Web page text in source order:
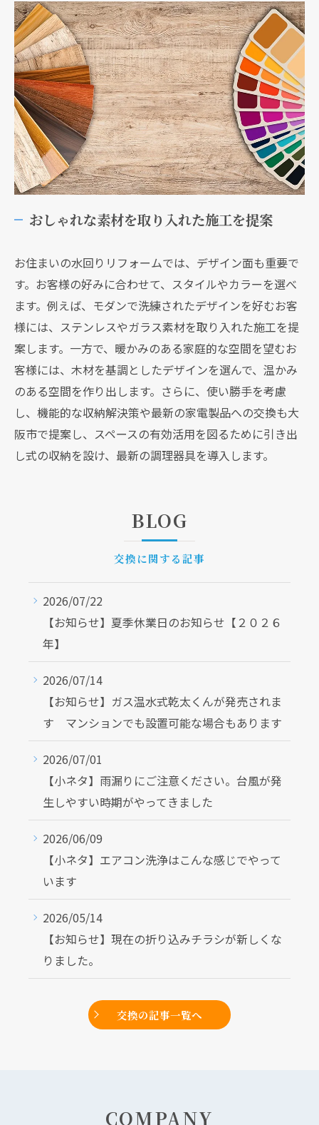
おしゃれな素材を取り入れた施工を提案
お住まいの水回りリフォームでは、デザイン面も重要で
す。お客様の好みに合わせて、スタイルやカラーを選べ
ます。例えば、モダンで洗練されたデザインを好むお客
様には、ステンレスやガラス素材を取り入れた施工を提
案します。一方で、暖かみのある家庭的な空間を望むお
客様には、木材を基調としたデザインを選んで、温かみ
のある空間を作り出します。さらに、使い勝手を考慮
し、機能的な収納解決策や最新の家電製品への交換も大
阪市で提案し、スペースの有効活用を図るために引き出
し式の収納を設け、最新の調理器具を導入します。
交換に関する記事
BLOG
2026/07/22
【お知らせ】夏季休業日のお知らせ【２０２６
年】
2026/07/14
【お知らせ】ガス温水式乾太くんが発売されま
す マンションでも設置可能な場合もあります
2026/07/01
【小ネタ】雨漏りにご注意ください。台風が発
生しやすい時期がやってきました
2026/06/09
【小ネタ】エアコン洗浄はこんな感じでやって
います
2026/05/14
【お知らせ】現在の折り込みチラシが新しくな
りました。
交換の記事一覧へ
COMPANY